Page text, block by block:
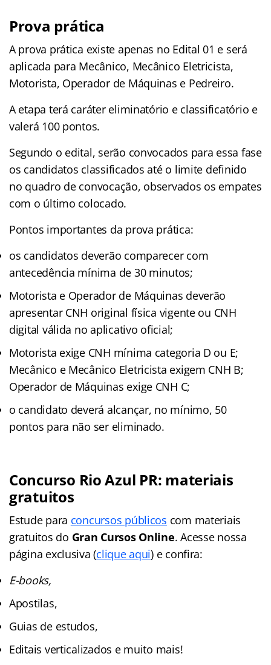
Prova prática
A prova prática existe apenas no Edital 01 e será
aplicada para Mecânico, Mecânico Eletricista,
Motorista, Operador de Máquinas e Pedreiro.
A etapa terá caráter eliminatório e classificatório e
valerá 100 pontos.
Segundo o edital, serão convocados para essa fase
os candidatos classificados até o limite definido
no quadro de convocação, observados os empates
com o último colocado.
Pontos importantes da prova prática:
os candidatos deverão comparecer com
antecedência mínima de 30 minutos;
Motorista e Operador de Máquinas deverão
apresentar CNH original física vigente ou CNH
digital válida no aplicativo oficial;
Motorista exige CNH mínima categoria D ou E;
Mecânico e Mecânico Eletricista exigem CNH B;
Operador de Máquinas exige CNH C;
o candidato deverá alcançar, no mínimo, 50
pontos para não ser eliminado.
Concurso Rio Azul PR: materiais
gratuitos
Estude para concursos públicos com materiais
gratuitos do Gran Cursos Online. Acesse nossa
página exclusiva (clique aqui) e confira:
E-books,
Apostilas,
Guias de estudos,
Editais verticalizados e muito mais!